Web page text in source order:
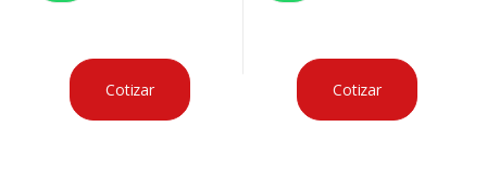
Cotizar Cotizar